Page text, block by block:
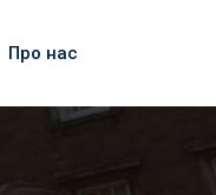
Про нас